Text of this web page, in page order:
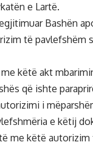
e Lartë.
Bashën
të pavlefshëm
këtë akt
që ishte
i
e këtij
me këtë autorizim